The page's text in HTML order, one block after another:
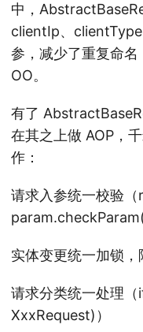
中，
clientIp、
参，减少了重复命
OO。
有了
在其之上做 AOP，
作：
请求入参统一校验
实体变更统一加锁，
请求分类统一处理
XxxRequest)）